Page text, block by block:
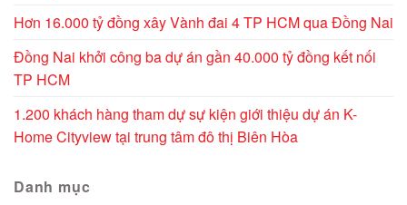
Hơn 16.000 tỷ đồng xây Vành đai 4 TP HCM qua Đồng Nai
Đồng Nai khởi công ba dự án gần 40.000 tỷ đồng kết nối
TP HCM
1.200 khách hàng tham dự sự kiện giới thiệu dự án K-
Home Cityview tại trung tâm đô thị Biên Hòa
Danh mục